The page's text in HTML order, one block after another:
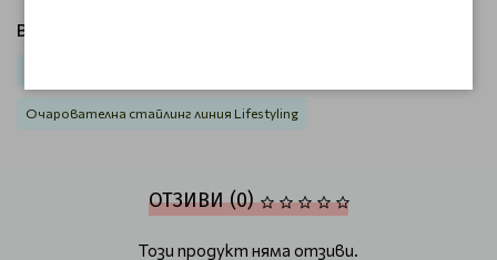
Виж продукти от категория:
Очарователна стайлинг линия Lifestyling
ОТЗИВИ (0)
Този продукт няма отзиви.